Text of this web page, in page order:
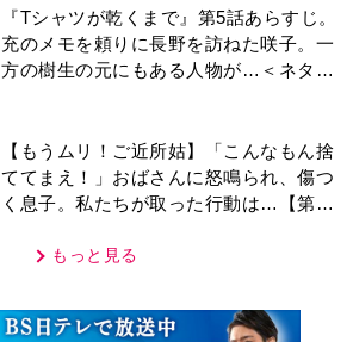
『Tシャツが乾くまで』第5話あらすじ。
充のメモを頼りに長野を訪ねた咲子。一
方の樹生の元にもある人物が…＜ネタバ
【もうムリ！ご近所姑】「こんなもん捨
ててまえ！」おばさんに怒鳴られ、傷つ
く息子。私たちが取った行動は…【第3
もっと見る